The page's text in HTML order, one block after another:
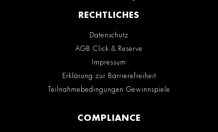
RECHTLICHES
Datenschutz
AGB Click & Reserve
Impressum
Erklärung zur Barrierefreiheit
Teilnahmebedingungen Gewinnspiele
COMPLIANCE